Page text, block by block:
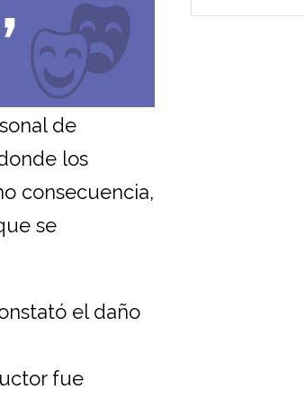
de
los
consecuencia,
se
el daño
fue